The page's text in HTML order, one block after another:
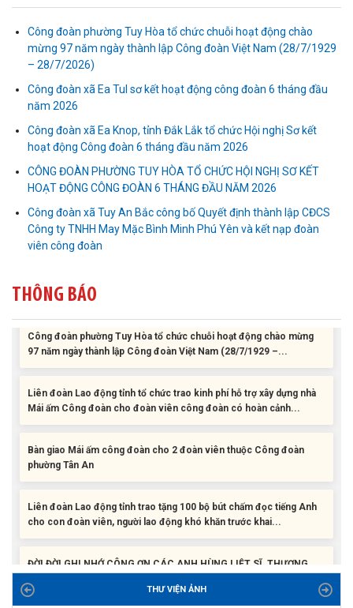
Công đoàn phường Tuy Hòa tổ chức chuỗi hoạt động chào
mừng 97 năm ngày thành lập Công đoàn Việt Nam (28/7/1929
– 28/7/2026)
Công đoàn xã Ea Tul sơ kết hoạt động công đoàn 6 tháng đầu
năm 2026
Công đoàn xã Ea Knop, tỉnh Đắk Lắk tổ chức Hội nghị Sơ kết
hoạt động Công đoàn 6 tháng đầu năm 2026
CÔNG ĐOÀN PHƯỜNG TUY HÒA TỔ CHỨC HỘI NGHỊ SƠ KẾT
HOẠT ĐỘNG CÔNG ĐOÀN 6 THÁNG ĐẦU NĂM 2026
Công đoàn xã Tuy An Bắc công bố Quyết định thành lập CĐCS
Công ty TNHH May Mặc Bình Minh Phú Yên và kết nạp đoàn
viên công đoàn
THÔNG BÁO
Liên đoàn Lao động tỉnh tổ chức trao kinh phí hỗ trợ xây dựng nhà
Mái ấm Công đoàn cho đoàn viên công đoàn có hoàn cảnh...
Bàn giao Mái ấm công đoàn cho 2 đoàn viên thuộc Công đoàn
phường Tân An
Liên đoàn Lao động tỉnh trao tặng 100 bộ bút chấm đọc tiếng Anh
cho con đoàn viên, người lao động khó khăn trước khai...
ĐỜI ĐỜI GHI NHỚ CÔNG ƠN CÁC ANH HÙNG LIỆT SĨ, THƯƠNG
Liên đoàn Lao động tỉnh tổ chức trao kinh phí hỗ trợ xây dựng nhà
Bàn giao Mái ấm công đoàn cho 2 đoàn viên thuộc Công đoàn
Liên đoàn Lao động tỉnh trao tặng 100 bộ bút chấm đọc tiếng Anh
ĐỜI ĐỜI GHI NHỚ CÔNG ƠN CÁC ANH HÙNG LIỆT SĨ, THƯƠNG
Công đoàn phường Tuy Hòa tổ chức chuỗi hoạt động chào mừng
THƯ VIỆN ẢNH